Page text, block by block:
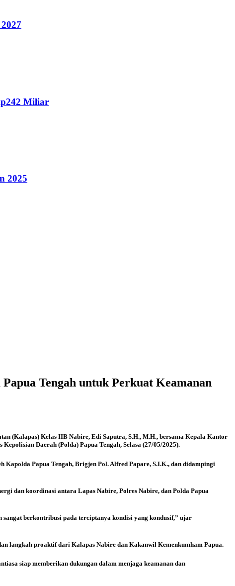
Miliar
2025
Tengah untuk Perkuat Keamanan
(Kalapas) Kelas IIB Nabire, Edi Saputra, S.H., M.H., bersama Kepala Kantor
Daerah (Polda) Papua Tengah, Selasa (27/05/2025).
Papua Tengah, Brigjen Pol. Alfred Papare, S.I.K., dan didampingi
dan koordinasi antara Lapas Nabire, Polres Nabire, dan Polda Papua
berkontribusi pada terciptanya kondisi yang kondusif,” ujar
langkah proaktif dari Kalapas Nabire dan Kakanwil Kemenkumham Papua.
siap memberikan dukungan dalam menjaga keamanan dan